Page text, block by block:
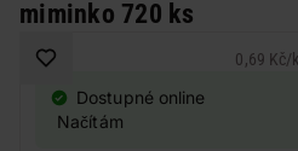
miminko 720 ks
0,69 Kč/
Dostupné online
Načítám